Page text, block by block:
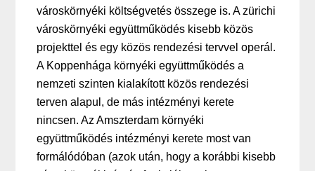
városkörnyéki költségvetés összege is. A zürichi
városkörnyéki együttműködés kisebb közös
projekttel és egy közös rendezési tervvel operál.
A Koppenhága környéki együttműködés a
nemzeti szinten kialakított közös rendezési
terven alapul, de más intézményi kerete
nincsen. Az Amszterdam környéki
együttműködés intézményi kerete most van
formálódóban (azok után, hogy a korábbi kisebb